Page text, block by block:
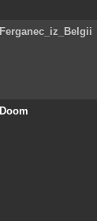
Ferganec_iz_Belgii
Doom